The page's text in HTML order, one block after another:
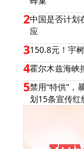
2中国是否计划
应
3150.8元！宇
4霍尔木兹海峡
5禁用“特供”，
划15条宣传红